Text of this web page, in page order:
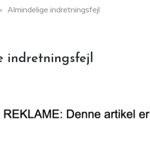
Almindelige indretningsfejl
indretningsfejl